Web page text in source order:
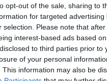
opt-out of the sale, sharing to
for targeted
selection. Please note that
interest-based ads based
to third parties prior
of your personal
This information may also be
cara”, certe volte.
, ma una
soltanto: “Ildivietodi
, grazie”.
Gigio Donnarumma